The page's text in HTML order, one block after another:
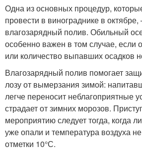
Одна из основных процедур,
провести в винограднике в октябре,
влагозарядный полив. Обильный
особенно важен в том случае, если
или количество выпавших осадков
Влагозарядный полив помогает
лозу от вымерзания зимой:
легче переносит неблагоприятные
страдает от зимних морозов.
мероприятию следует тогда, когда
уже опали и температура воздуха
отметки 10°С.